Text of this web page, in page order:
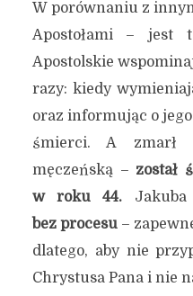
W porównaniu z
Apostołami – jest
Apostolskie
razy: kiedy
oraz informując o
śmierci. A zmarł
męczeńską – został
w roku 44. Jakuba
bez procesu–
dlatego, aby nie
Chrystusa Pana i nie